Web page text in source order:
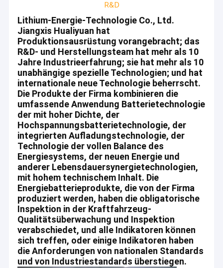
Zelle der Batterie LiFePO4
Wieder aufladbarer Li Ion Battery
Wieder aufladbare Solarbatterie
Zylinderförmige Sammlerzellen
Lithium-Ionen-Batterie 18650
Batterie 2000mah 18650
Batterie 2200mah 18650
Batterie 2500mah 18650
Batterie 2600mah 18650
Batterie 26650 4000mah
26650 Batterie 5000mah
LMFP-Batterie
R&D
Lithium-Energie-Technologie Co., Ltd.
Jiangxis Hualiyuan hat
Produktionsausrüstung vorangebracht; das
R&D- und Herstellungsteam hat mehr als 10
Jahre Industrieerfahrung; sie hat mehr als 10
unabhängige spezielle Technologien; und hat
internationale neue Technologie beherrscht.
Die Produkte der Firma kombinieren die
umfassende Anwendung Batterietechnologie
der mit hoher Dichte, der
Hochspannungsbatterietechnologie, der
integrierten Aufladungstechnologie, der
Technologie der vollen Balance des
Energiesystems, der neuen Energie und
anderer Lebensdauersynergietechnologien,
mit hohem technischem Inhalt. Die
Energiebatterieprodukte, die von der Firma
produziert werden, haben die obligatorische
Inspektion in der Kraftfahrzeug-
Qualitätsüberwachung und Inspektion
verabschiedet, und alle Indikatoren können
sich treffen, oder einige Indikatoren haben
die Anforderungen von nationalen Standards
und von Industriestandards überstiegen.
Produkte HLYS kombinieren die umfassende
Anwendung Batterietechnologie der mit hoher
Dichte, der Hochspannungsbatterietechnologie,
der integrierten Aufladungstechnologie, der
Technologie der vollen Balance des
Energiesystems, der neuen Energie und anderer
Lebensdauersynergietechnologien, mit hohem
technischem Inhalt.
Vorwärts schauen zu unserer zukünftigen
Zusammenarbeit und zu Hoffnungen, dass wir für
ein Win-Win-Situation zusammenarbeiten und
gemeinsam neue Gelegenheiten für Entwicklung
suchen.